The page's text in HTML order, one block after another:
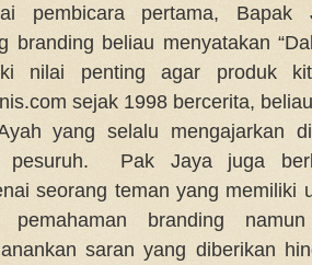
pembicara pertama, Bapak
branding beliau menyatakan
nilai penting agar produk
sejak 1998 bercerita,
yang selalu mengajarkan
pesuruh. Pak Jaya juga
seorang teman yang memiliki
pemahaman branding
saran yang diberikan